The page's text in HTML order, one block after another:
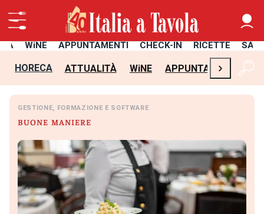
WiNE APPUNTAMENTI CHECK-IN RICETTE
HORECA ATTUALITÀ WiNE APPUNTAMENTI
›
GESTIONE, FORMAZIONE E SOFTWARE
BUONE MANIERE